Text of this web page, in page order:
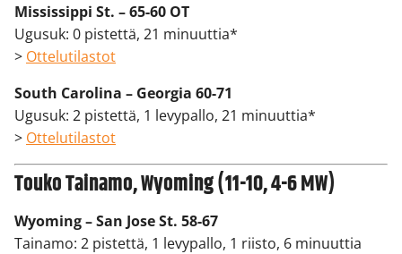
Mississippi St. – 65-60 OT
Ugusuk: 0 pistettä, 21 minuuttia*
> Ottelutilastot
South Carolina – Georgia 60-71
Ugusuk: 2 pistettä, 1 levypallo, 21 minuuttia*
> Ottelutilastot
Touko Tainamo, Wyoming (11-10, 4-6 MW)
Wyoming – San Jose St. 58-67
Tainamo: 2 pistettä, 1 levypallo, 1 riisto, 6 minuuttia